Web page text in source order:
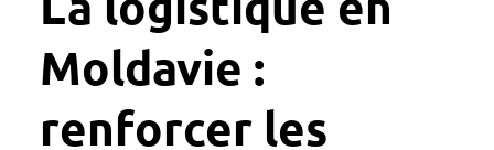
Moldavie :
renforcer les